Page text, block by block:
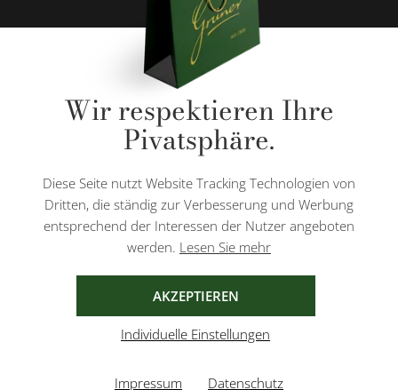
* Alle Preise inkl. gesetzl. Mehrwertsteuer zzgl.
Nachnahmegebühren, wenn nicht anders angegeben.
Diese Website ist durch reCAPTCHA geschützt und es gelten die
Wir respektieren Ihre
Pivatsphäre.
Diese Seite nutzt Website Tracking Technologien von
Dritten, die ständig zur Verbesserung und Werbung
entsprechend der Interessen der Nutzer angeboten
werden. Lesen Sie mehr
AKZEPTIEREN
Individuelle Einstellungen
Impressum Datenschutz